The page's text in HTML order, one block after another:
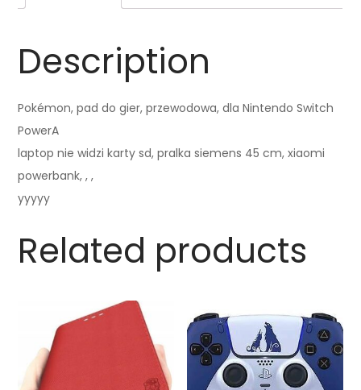
Description
Pokémon, pad do gier, przewodowa, dla Nintendo Switch
PowerA
laptop nie widzi karty sd, pralka siemens 45 cm, xiaomi
powerbank, , ,
yyyyy
Related products